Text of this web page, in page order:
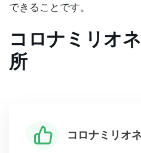
できることです。
コロナミリオ
所
コロナミリオ